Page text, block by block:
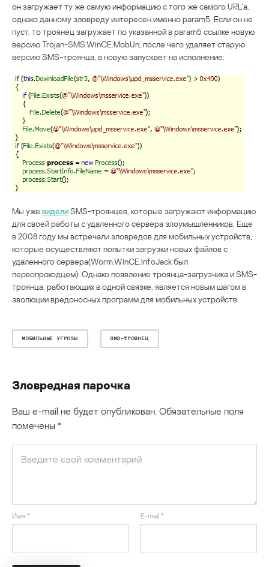
он загружает ту же самую информацию с того же самого URL’а,
однако данному зловреду интересен именно param5. Если он не
пуст, то троянец загружает по указанной в param5 ссылке новую
версию Trojan-SMS.WinCE.MobUn, после чего удаляет старую
версию SMS-троянца, а новую запускает на исполнение:
Мы уже виделиSMS-троянцев, которые загружают информацию
для своей работы с удаленного сервера злоумышленников. Еще
в 2008 году мы встречали зловредов для мобильных устройств,
которые осуществляют попытки загрузки новых файлов с
удаленного сервера(Worm.WinCE.InfoJack был
первопроходцем). Однако появление троянца-загрузчика и SMS-
троянца, работающих в одной связке, является новым шагом в
эволюции вредоносных программ для мобильных устройств.
МОБИЛЬНЫЕ УГРОЗЫ SMS-ТРОЯНЕЦ
Зловредная парочка
Ваш e-mail не будет опубликован. Обязательные поля
помечены *
Имя * E-mail *